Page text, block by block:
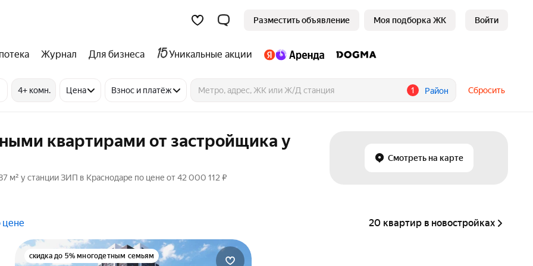
Разместить объявление Моя подборка ЖК Войти
Журнал Для бизнеса Уникальные акции
4+ комн. Цена Взнос и платёж 1 Район Сбросить
квартирами от застройщика у
м² у станции ЗИП в Краснодаре по цене от 42 000 112 ₽
Смотреть на карте
цене 20 квартир в новостройках
скидка до 5% многодетным семьям